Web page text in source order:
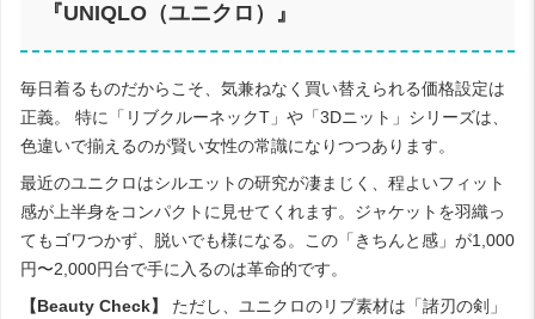
『UNIQLO（ユニクロ）』
毎日着るものだからこそ、気兼ねなく買い替えられる価格設定は
正義。 特に「リブクルーネックT」や「3Dニット」シリーズは、
色違いで揃えるのが賢い女性の常識になりつつあります。
最近のユニクロはシルエットの研究が凄まじく、程よいフィット
感が上半身をコンパクトに見せてくれます。ジャケットを羽織っ
てもゴワつかず、脱いでも様になる。この「きちんと感」が1,000
円〜2,000円台で手に入るのは革命的です。
【Beauty Check】
ただし、ユニクロのリブ素材は「諸刃の剣」